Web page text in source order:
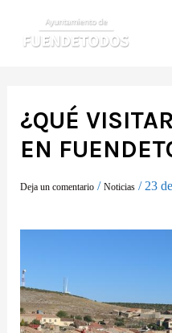
¿QUÉ
EN
Deja un comentario /Noticias /23